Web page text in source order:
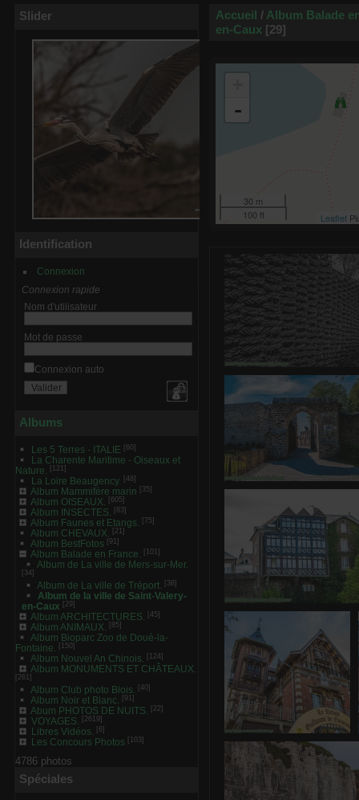
Slider
Identification
Connexion
Connexion rapide
Nom d'utilisateur
Mot de passe
Connexion auto
Albums
Les 5 Terres - ITALIE [60]
La Charente Maritime - Oiseaux et
Nature.
[121]
La Loire Beaugency. [48]
Album Mammifère marin [35]
Album OISEAUX. [605]
Album INSECTES. [83]
Album Faunes et Etangs. [75]
Album CHEVAUX. [21]
Album BestFotos [91]
Album Balade en France. [101]
Album de La ville de Mers-sur-Mer.
[34]
Album de La ville de Tréport. [38]
Album de la ville de Saint-Valery-
en-Caux [29]
Album ARCHITECTURES. [45]
Album ANIMAUX. [85]
Album Bioparc Zoo de Doué-la-
Fontaine.
[150]
Album Nouvel An Chinois. [124]
Album MONUMENTS ET CHÂTEAUX.
[261]
Album Club photo Blois. [40]
Album Noir et Blanc. [91]
Abum PHOTOS DE NUITS. [22]
VOYAGES. [2619]
Libres Vidéos. [6]
Les Concours Photos [103]
4786 photos
Spéciales
Accueil / Album Balade
en-Caux 29
-
30 m
100 ft
Leaflet
Saint-Valery-en-
0 commentaire- vue
Saint-Valery-en-Somme
-
Saint-Valery-en-Somme
0 commentaire
Saint-Valery-en-Somme
(26)
0 commentaire
vue 788